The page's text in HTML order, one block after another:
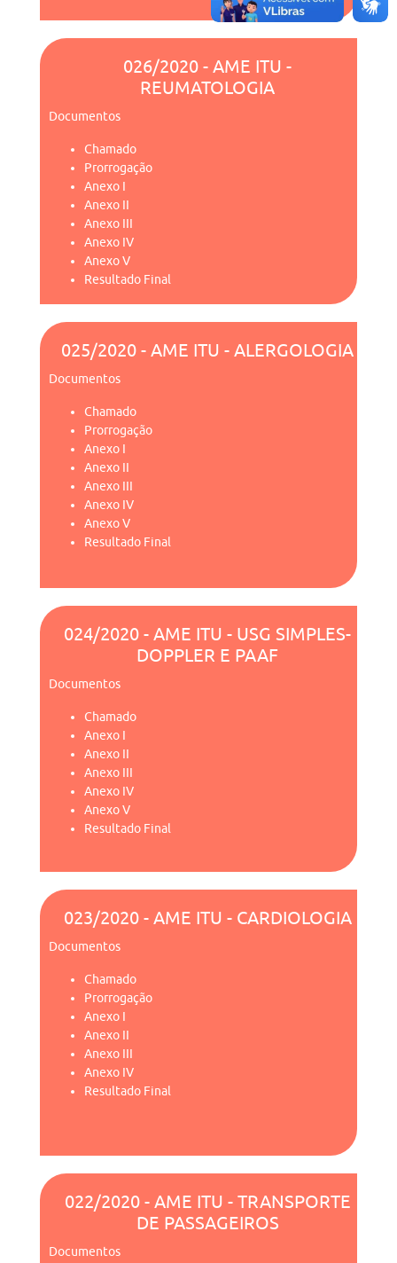
026/2020 - AME ITU -
REUMATOLOGIA
Documentos
Chamado
Prorrogação
Anexo I
Anexo II
Anexo III
Anexo IV
Anexo V
Resultado Final
025/2020 - AME ITU - ALERGOLOGIA
Documentos
Chamado
Prorrogação
Anexo I
Anexo II
Anexo III
Anexo IV
Anexo V
Resultado Final
024/2020 - AME ITU - USG SIMPLES-
DOPPLER E PAAF
Documentos
Chamado
Anexo I
Anexo II
Anexo III
Anexo IV
Anexo V
Resultado Final
023/2020 - AME ITU - CARDIOLOGIA
Documentos
Chamado
Prorrogação
Anexo I
Anexo II
Anexo III
Anexo IV
Resultado Final
022/2020 - AME ITU - TRANSPORTE
DE PASSAGEIROS
Documentos